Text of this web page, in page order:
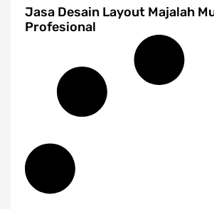
Jasa Desain Layout Majalah
Profesional